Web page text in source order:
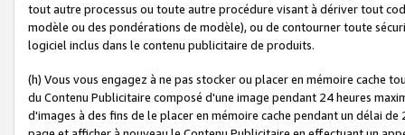
tout autre processus ou toute autre procédure visant à dériver tout
modèle ou des pondérations de modèle), ou de contourner toute
logiciel inclus dans le contenu publicitaire de produits.
(h) Vous vous engagez à ne pas stocker ou placer en mémoire cache
du Contenu Publicitaire composé d'une image pendant 24 heures
d'images à des fins de le placer en mémoire cache pendant un délai